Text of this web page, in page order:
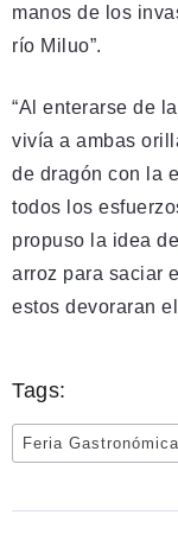
manos de los
río Miluo”.
“Al enterarse de
vivía a ambas
de dragón con la
todos los
propuso la idea
arroz para saciar
estos devoraran
Tags:
Feria